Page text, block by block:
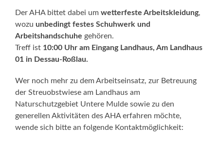
Der AHA bittet dabei umwetterfeste Arbeitskleidung,
wozu unbedingt festes Schuhwerk und
Arbeitshandschuhe gehören.
Treff ist 10:00 Uhr am Eingang Landhaus, Am Landhaus
01 in Dessau-Roßlau.
Wer noch mehr zu dem Arbeitseinsatz, zur Betreuung
der Streuobstwiese am Landhaus am
Naturschutzgebiet Untere Mulde sowie zu den
generellen Aktivitäten des AHA erfahren möchte,
wende sich bitte an folgende Kontaktmöglichkeit: